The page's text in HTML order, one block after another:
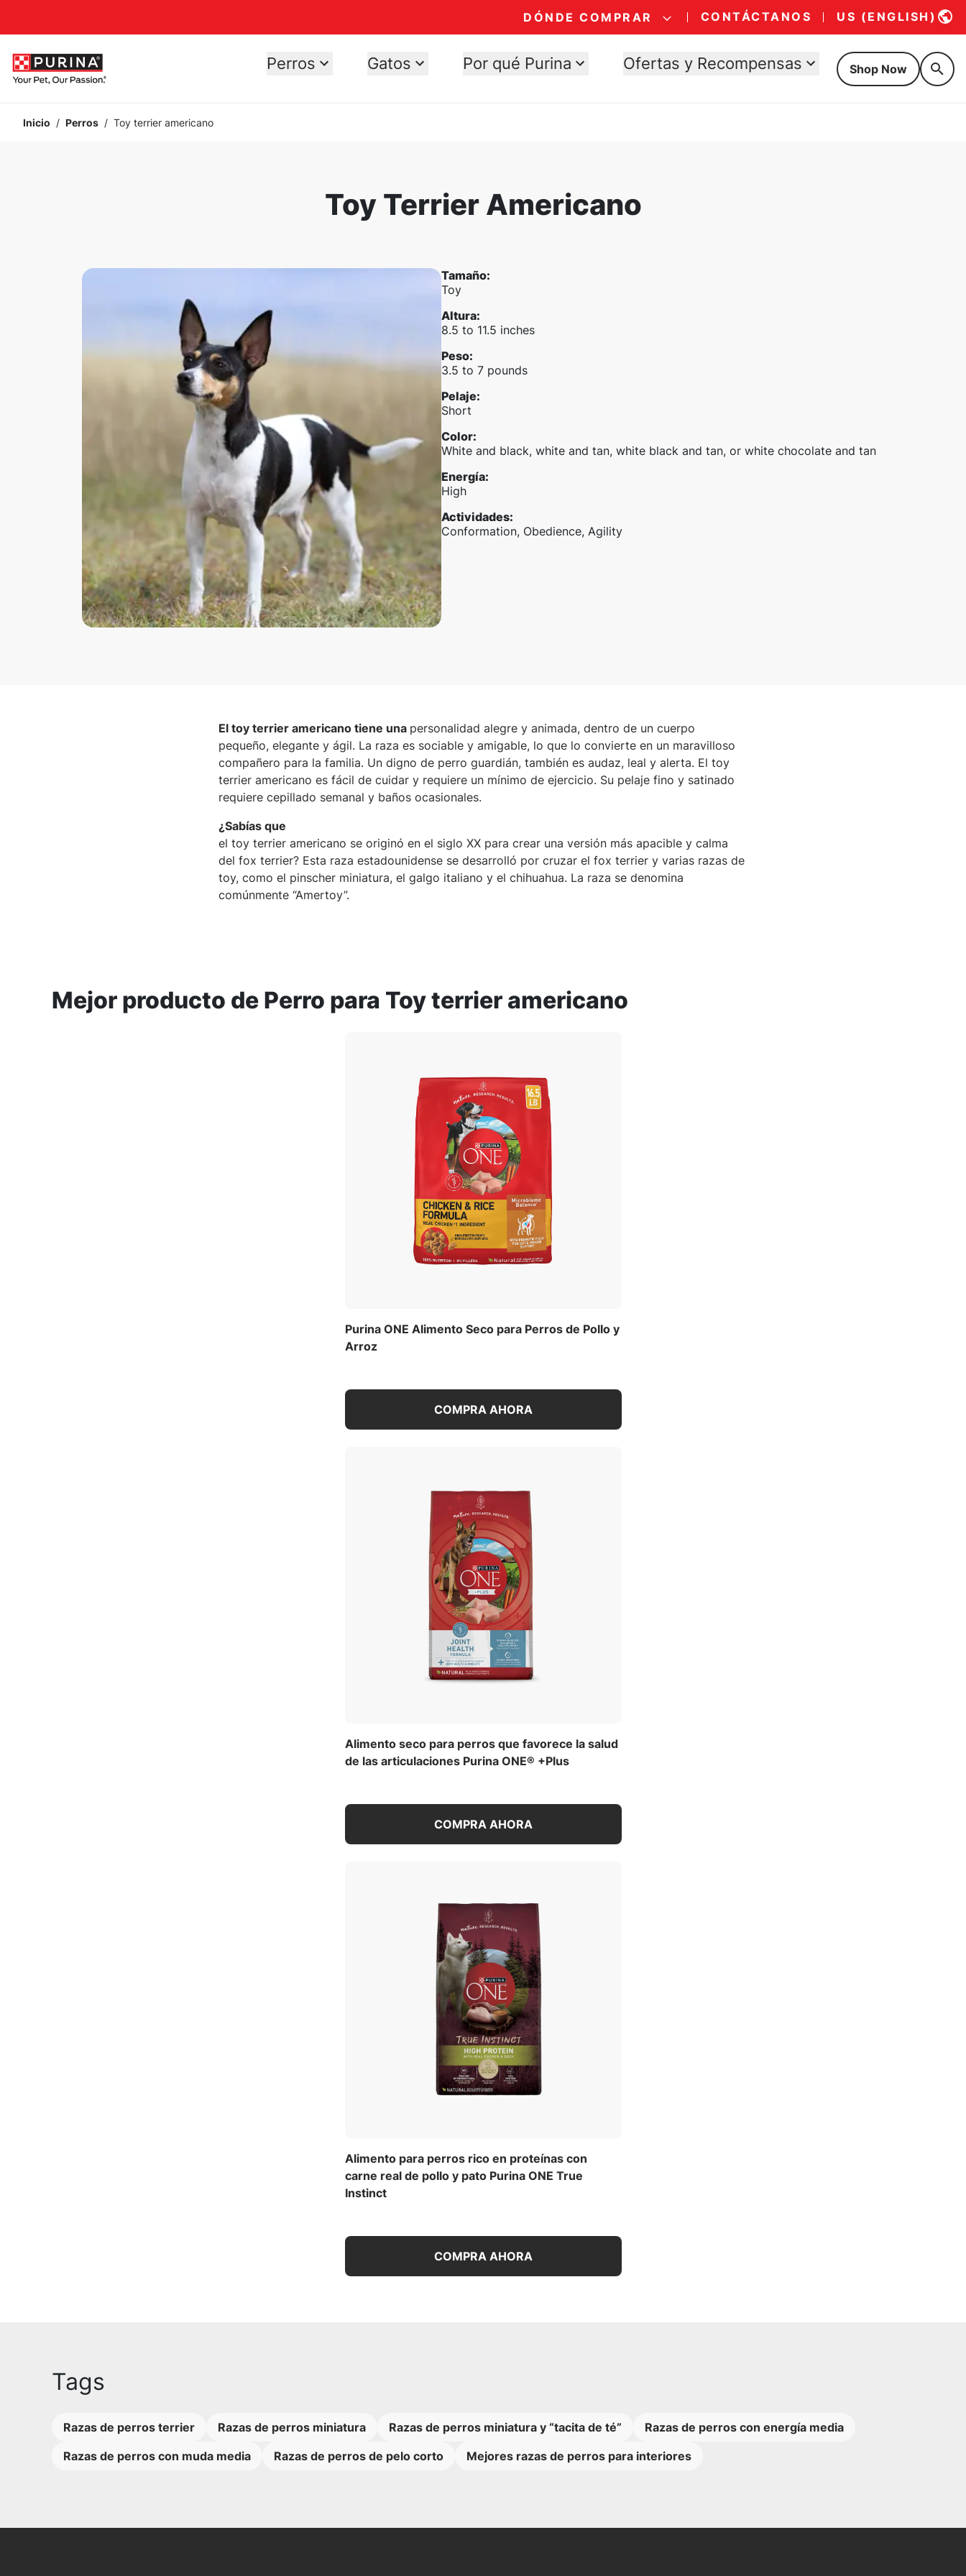
DÓNDE COMPRAR CONTÁCTANOS US (ENGLISH)
Perros Gatos Por qué Purina Ofertas y Recompensas Shop Now
Inicio / Perros / Toy terrier americano
Toy Terrier Americano
Tamaño:
Toy
Altura:
8.5 to 11.5 inches
Peso:
3.5 to 7 pounds
Pelaje:
Short
Color:
White and black, white and tan, white black and tan, or white chocolate and tan
Energía:
High
Actividades:
Conformation, Obedience, Agility
El toy terrier americano tiene una personalidad alegre y animada, dentro de un cuerpo
pequeño, elegante y ágil. La raza es sociable y amigable, lo que lo convierte en un maravilloso
compañero para la familia. Un digno de perro guardián, también es audaz, leal y alerta. El toy
terrier americano es fácil de cuidar y requiere un mínimo de ejercicio. Su pelaje fino y satinado
requiere cepillado semanal y baños ocasionales.
¿Sabías que
el toy terrier americano se originó en el siglo XX para crear una versión más apacible y calma
del fox terrier? Esta raza estadounidense se desarrolló por cruzar el fox terrier y varias razas de
toy, como el pinscher miniatura, el galgo italiano y el chihuahua. La raza se denomina
comúnmente “Amertoy”.
Mejor producto de Perro para Toy terrier americano
Purina ONE Alimento Seco para Perros de Pollo y
Arroz
COMPRA AHORA
Alimento seco para perros que favorece la salud
de las articulaciones Purina ONE® +Plus
COMPRA AHORA
Alimento para perros rico en proteínas con
carne real de pollo y pato Purina ONE True
Instinct
COMPRA AHORA
Tags
Razas de perros terrier Razas de perros miniatura Razas de perros miniatura y “tacita de té”
Razas de perros con energía media
Razas de perros con muda media
Razas de perros de pelo corto Mejores razas de perros para interiores